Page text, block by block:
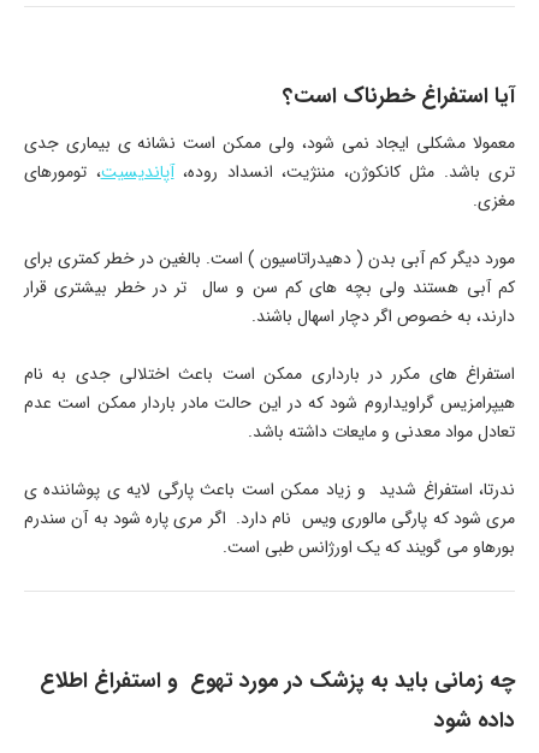
آیا استفراغ خطرناک است؟
معمولا مشکلی ایجاد نمی شود، ولی ممکن است نشانه ی بیماری جدی
تری باشد. مثل کانکوژن، مننژیت، انسداد روده،آپاندیسیت، تومورهای
مغزی.
مورد دیگر کم آبی بدن ( دهیدراتاسیون ) است. بالغین در خطر کمتری برای
کم آبی هستند ولی بچه های کم سن و سال تر در خطر بیشتری قرار
دارند، به خصوص اگر دچار اسهال باشند.
استفراغ های مکرر در بارداری ممکن است باعث اختلالی جدی به نام
هیپرامزیس گراویداروم شود که در این حالت مادر باردار ممکن است عدم
تعادل مواد معدنی و مایعات داشته باشد.
ندرتا، استفراغ شدید و زیاد ممکن است باعث پارگی لایه ی پوشاننده ی
مری شود که پارگی مالوری ویس نام دارد. اگر مری پاره شود به آن سندرم
بورهاو می گویند که یک اورژانس طبی است.
چه زمانی باید به پزشک در مورد تهوع و استفراغ اطلاع
داده شود